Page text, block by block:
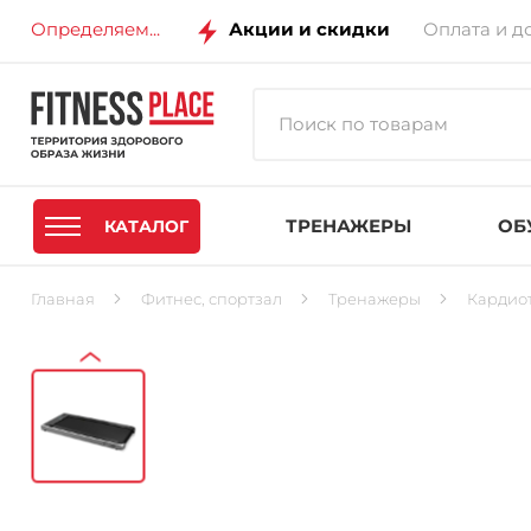
Определяем... Акции и скидки Оплата и
КАТАЛОГ ТРЕНАЖЕРЫ
Главная Фитнес, спортзал Тренажеры
‹